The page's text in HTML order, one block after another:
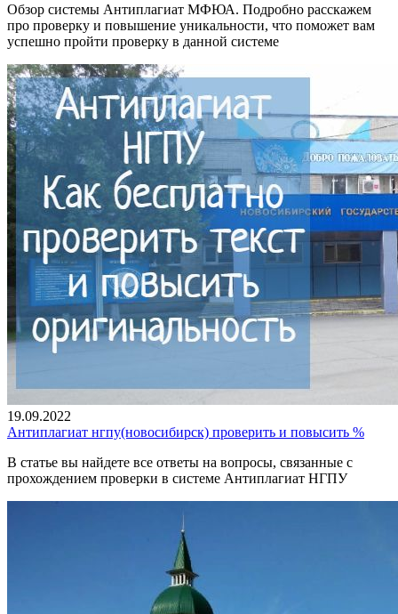
Обзор системы Антиплагиат МФЮА. Подробно расскажем
про проверку и повышение уникальности, что поможет вам
успешно пройти проверку в данной системе
19.09.2022
Антиплагиат нгпу(новосибирск) проверить и повысить %
В статье вы найдете все ответы на вопросы, связанные с
прохождением проверки в системе Антиплагиат НГПУ